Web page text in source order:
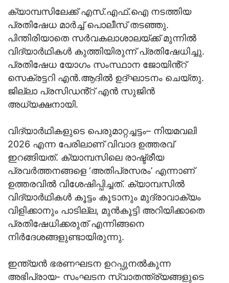
​ക്യാമ്പസിലേക്ക്‌ എസ്‌.എഫ്‌.ഐ നടത്തിയ
പ്രതിഷേധ മാർച്ച്‌ പൊലീസ്‌ തടഞ്ഞു.
പിന്തിരിയാതെ സർവകലാശാലയ്‌ക്ക്‌ മുന്നിൽ
വിദ്യാർഥികൾ കുത്തിയിരുന്ന്‌ പ്രതിഷേധിച്ചു.
പ്രതിഷേധ യോഗം സംസ്ഥാന ജോയിൻ്റ്‌
സെക്രട്ടറി എൻ.ആദിൽ ഉദ്‌ഘാടനം ചെയ്‌തു.
ജില്ലാ പ്രസിഡൻ്റ്‌ എൻ സുജിൻ
അധ്യക്ഷനായി.
വിദ്യാർഥികളുടെ പെരുമാറ്റച്ചട്ടം– നിയമവലി
2026 എന്ന പേരിലാണ്‌ വിവാദ ഉത്തരവ്‌
ഇറങ്ങിയത്‌. ക്യാമ്പസിലെ രാഷ്ട്രീയ
പ്രവർത്തനങ്ങളെ ‘അതിപ്രസരം’ എന്നാണ്‌
ഉത്തരവിൽ വിശേഷിപ്പിച്ചത്‌. ക്യാമ്പസിൽ
വിദ്യാർഥികൾ കൂട്ടം കൂടാനും മുദ്രാവാക്യം
വിളിക്കാനും പാടില്ല, മുൻകൂട്ടി അറിയിക്കാതെ
പ്രതിഷേധിക്കരുത് എന്നിങ്ങനെ
നിർദേശങ്ങളുണ്ടായിരുന്നു.
ഇന്ത്യൻ ഭരണഘടന ഉറപ്പുനൽകുന്ന
അഭിപ്രായ- സംഘടന സ്വാതന്ത്ര്യങ്ങളുടെ